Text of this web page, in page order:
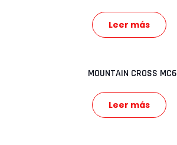
Leer más
MOUNTAIN CROSS MC6
Leer más